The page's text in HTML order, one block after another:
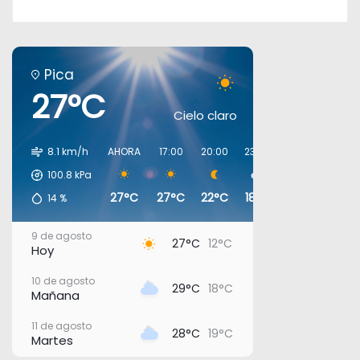
Pica
27°C Cielo claro
8.1 km/h
100.8 kPa
14 %
AHORA
27°C
17:00
27°C
20:00
22°C
23:00
18°C
9 de agosto
Hoy 27°C 12°C
10 de agosto
Mañana 29°C 18°C
11 de agosto
Martes 28°C 19°C